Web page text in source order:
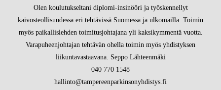
Olen koulutukseltani diplomi-insinööri ja työskennellyt
kaivosteollisuudessa eri tehtävissä Suomessa ja ulkomailla. Toimin
myös paikallislehden toimitusjohtajana yli kaksikymmentä vuotta.
Varapuheenjohtajan tehtävän ohella toimin myös yhdistyksen
liikuntavastaavana. Seppo Lähteenmäki
040 770 1548
hallinto@tampereenparkinsonyhdistys.fi